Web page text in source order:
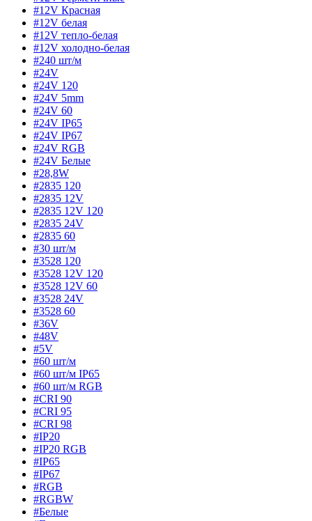
#12V Красная
#12V белая
#12V тепло-белая
#12V холодно-белая
#240 шт/м
#24V
#24V 120
#24V 5mm
#24V 60
#24V IP65
#24V IP67
#24V RGB
#24V Белые
#28,8W
#2835 120
#2835 12V
#2835 12V 120
#2835 24V
#2835 60
#30 шт/м
#3528 120
#3528 12V 120
#3528 12V 60
#3528 24V
#3528 60
#36V
#48V
#5V
#60 шт/м
#60 шт/м IP65
#60 шт/м RGB
#CRI 90
#CRI 95
#CRI 98
#IP20
#IP20 RGB
#IP65
#IP67
#RGB
#RGBW
#Белые